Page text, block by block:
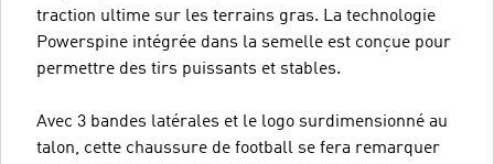
traction ultime sur les terrains gras. La technologie
Powerspine intégrée dans la semelle est conçue pour
permettre des tirs puissants et stables.
Avec 3 bandes latérales et le logo surdimensionné au
talon, cette chaussure de football se fera remarquer